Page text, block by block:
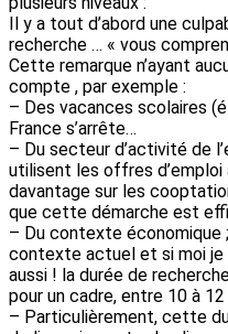
Il y a tout d’abord une
recherche … « vous
Cette remarque n’ayant
compte , par exemple :
– Des vacances scolaires
France s’arrête…
– Du secteur d’activité de
utilisent les offres
davantage sur les
que cette démarche est
– Du contexte économique
contexte actuel et si moi je
aussi ! la durée de
pour un cadre, entre 10 à
– Particulièrement, cette